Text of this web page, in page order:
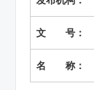
文 号：
名 称：